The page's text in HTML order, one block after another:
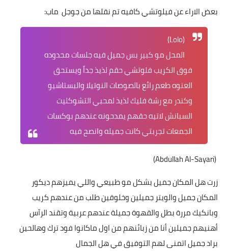
بعض الاراء عن فيلوتشي كافيه تم نقلها من جوجل ماب:
(Lolo)
المحل مو كبير بس جميل فيه جلسات محدوده
فوق الكريب فلوتشي حقم لذيذ جداً ويستحق
العنوه طعم رائع بالصوصات النوتيلا والبستاشيو
وكندر مع رشة فليك لذيذ لمحبي التشوكليت
السبانش لاتيه حقهم يمدحونه عندهم بوكسات
الجمعات تجربتي كانت جميله وانصح فيه
(Abdullah Al-Sayari)
زرت هل المكان جميل بشكل مو طبيعي واللي يميزهم ديكور
المكان جميل والويتر جميلين وخلوقين طلب من عندهم كريب
وبانكيك مررة بطل والقهوة جميلة عندهم عربية وتقند الرآس
أهنيهم جميلين أنا من زبائنهم من اول ماكانوا فود ترك وهالحين
براد جميل اتمنى لهم التوفيق في هل الجمال